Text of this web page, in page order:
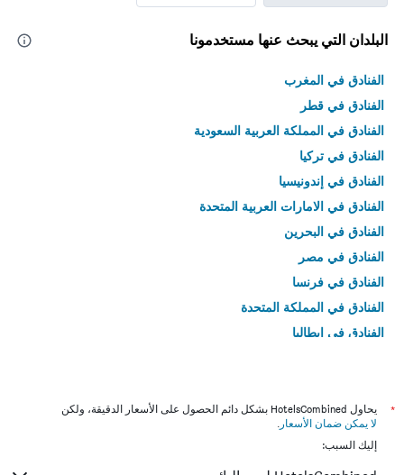
البلدان التي يبحث عنها مستخدمونا
الفنادق في المغرب
الفنادق في قطر
الفنادق في المملكة العربية السعودية
الفنادق في تركيا
الفنادق في إندونيسيا
الفنادق في الامارات العربية المتحدة
الفنادق في البحرين
الفنادق في مصر
الفنادق في فرنسا
الفنادق في المملكة المتحدة
الفنادق في إيطاليا
*
يحاول HotelsCombined بشكل دائم الحصول على الأسعار الدقيقة، ولكن
لا يمكن ضمان الأسعار .
إليك السبب: